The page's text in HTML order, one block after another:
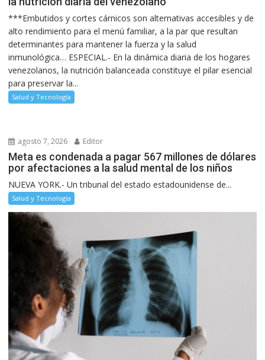
***Embutidos y cortes cárnicos son alternativas accesibles y de
alto rendimiento para el menú familiar, a la par que resultan
determinantes para mantener la fuerza y la salud
inmunológica… ESPECIAL.- En la dinámica diaria de los hogares
venezolanos, la nutrición balanceada constituye el pilar esencial
para preservar la...
Salud y Tecnología
agosto 7, 2026 Editor
Meta es condenada a pagar 567 millones de dólares
por afectaciones a la salud mental de los niños
NUEVA YORK.- Un tribunal del estado estadounidense de...
Salud y Tecnología